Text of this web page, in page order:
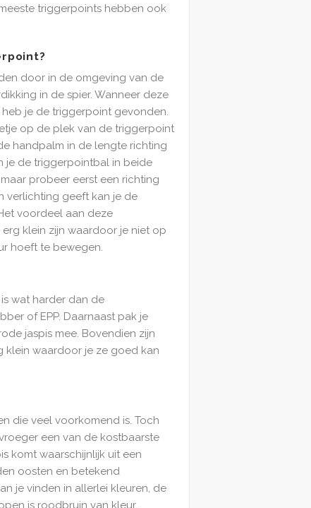
triggerpoints hebben ook
door in de omgeving van de
in de spier. Wanneer deze
je de triggerpoint gevonden.
op de plek van de triggerpoint
handpalm in de lengte richting
je de triggerpointbal in beide
probeer eerst een richting
verlichting geeft kan je de
voordeel aan deze
klein zijn waardoor je niet op
hoeft te bewegen.
wat harder dan de
of EPP. Daarnaast pak je
jaspis mee. Bovendien zijn
waardoor je ze goed kan
die veel voorkomend is. Toch
een van de kostbaarste
komt waarschijnlijk uit een
oosten en betekend
je vinden in allerlei kleuren, de
is roodbruin van kleur.